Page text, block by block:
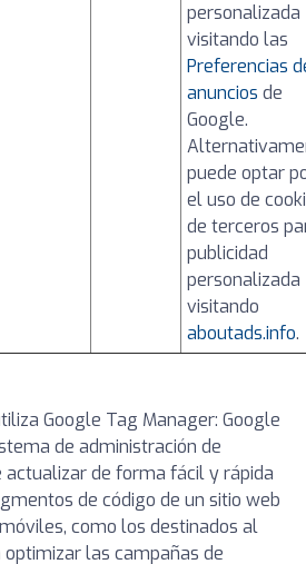
personalizada
visitando las
Preferencias
anuncios de
Google.
puede optar
el uso de
de terceros
publicidad
personalizada
visitando
aboutads.info.
Google Tag Manager: Google
de administración de
de forma fácil y rápida
de código de un sitio web
como los destinados al
las campañas de